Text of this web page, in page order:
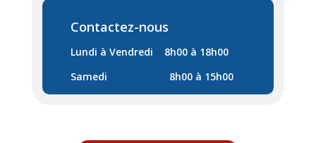
Contactez-nous
Lundi à Vendredi 8h00 à 18h00
Samedi 8h00 à 15h00